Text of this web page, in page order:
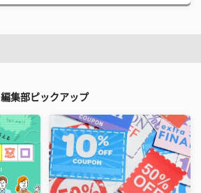
編集部ピックアップ